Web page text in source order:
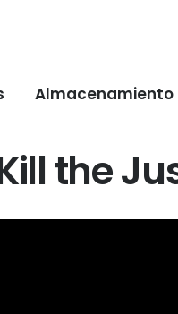
Almacenamiento
the